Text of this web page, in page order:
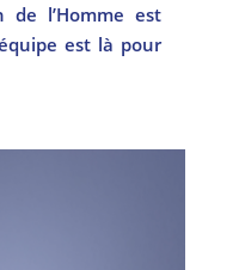
de l’Homme est
est là pour